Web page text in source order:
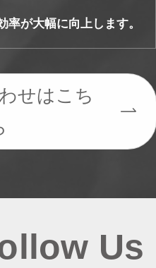
率が大幅に向上します。
せはこち
Us